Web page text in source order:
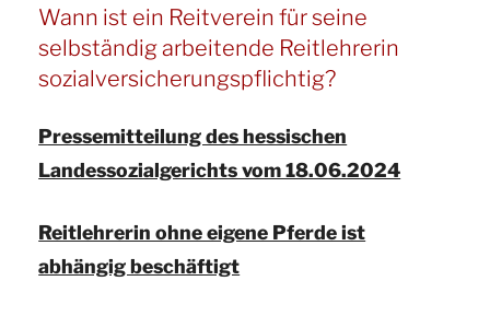
Pferde
informiert
Frage:
Ist
Sommerekzem
ein
Wann ist ein Reitverein für seine
selbständig arbeitende Reitlehrerin
sozialversicherungspflichtig?
Pressemitteilung des hessischen
Landessozialgerichts vom 18.06.2024
Reitlehrerin ohne eigene Pferde ist
abhängig beschäftigt